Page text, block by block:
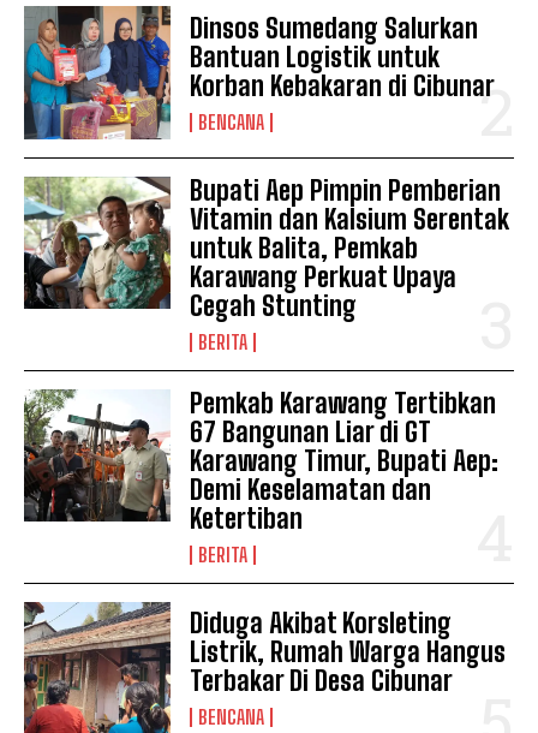
News Week
Magazine PRO
Dinsos Sumedang Salurkan
Bantuan Logistik untuk
Korban Kebakaran di Cibunar
BENCANA
Bupati Aep Pimpin Pemberian
Vitamin dan Kalsium Serentak
untuk Balita, Pemkab
Karawang Perkuat Upaya
Cegah Stunting
BERITA
Pemkab Karawang Tertibkan
67 Bangunan Liar di GT
Karawang Timur, Bupati Aep:
Demi Keselamatan dan
Ketertiban
BERITA
Diduga Akibat Korsleting
Listrik, Rumah Warga Hangus
Terbakar Di Desa Cibunar
BENCANA